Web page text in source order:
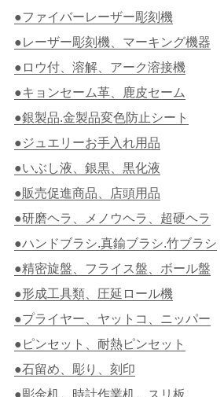
●ファイバーレーザー彫刻機
●レーザー彫刻機、マーキング機器
●ロウ付、溶解、アーク溶接機
●キョンセーム革、鹿皮セーム
●銀製品.金製品変色防止シート
●ジュエリーお手入れ用品
●いぶし液、銀黒、黒化液
●販売促進商品、店頭用品
●研磨ヘラ、メノウヘラ、超硬ヘラ
●ハンドブラシ.真鍮ブラシ.竹ブラシ
●精密旋盤、フライス盤、ボール盤
●形成工具類、圧延ロール機
●プライヤー、ヤットコ、ニッパー
●ピンセット、耐熱ピンセット
●石留め、彫り、刻印
●彫金机、時計作業机、スリ板